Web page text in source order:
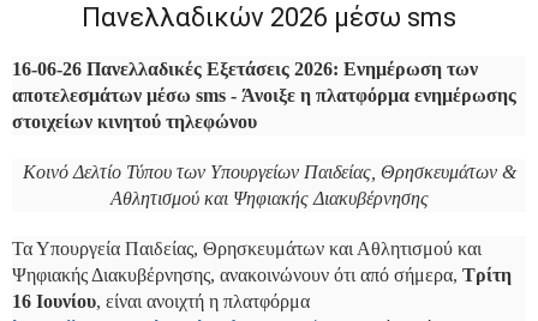
Πανελλαδικών 2026 μέσω sms
16-06-26 Πανελλαδικές Εξετάσεις 2026: Ενημέρωση των
αποτελεσμάτων μέσω sms - Άνοιξε η πλατφόρμα ενημέρωσης
στοιχείων κινητού τηλεφώνου
Κοινό Δελτίο Τύπου των Υπουργείων Παιδείας, Θρησκευμάτων &
Αθλητισμού και Ψηφιακής Διακυβέρνησης
Τα Υπουργεία Παιδείας, Θρησκευμάτων και Αθλητισμού και
Ψηφιακής Διακυβέρνησης, ανακοινώνουν ότι από σήμερα, Τρίτη
16 Ιουνίου, είναι ανοιχτή η πλατφόρμα